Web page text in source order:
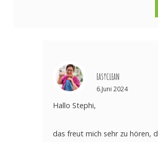
EASYCLEAN
6.Juni 2024
Hallo Stephi,
das freut mich sehr zu hören,